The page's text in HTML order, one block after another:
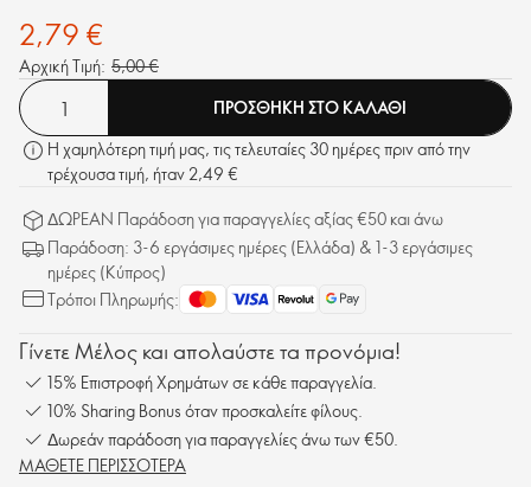
2,79 €
Αρχική Τιμή: 5,00 €
ΠΡΟΣΘΗΚΗ ΣΤΟ ΚΑΛΑΘΙ
Η χαμηλότερη τιμή μας, τις τελευταίες 30 ημέρες πριν από την
τρέχουσα τιμή, ήταν 2,49 €
ΔΩΡΕΑΝ Παράδοση για παραγγελίες αξίας €50 και άνω
Παράδοση: 3-6 εργάσιμες ημέρες (Ελλάδα) & 1-3 εργάσιμες
ημέρες (Κύπρος)
Τρόποι Πληρωμής:
Γίνετε Μέλος και απολαύστε τα προνόμια!
15% Επιστροφή Χρημάτων σε κάθε παραγγελία.
10% Sharing Bonus όταν προσκαλείτε φίλους.
Δωρεάν παράδοση για παραγγελίες άνω των €50.
ΜΑΘΕΤΕ ΠΕΡΙΣΣΟΤΕΡΑ